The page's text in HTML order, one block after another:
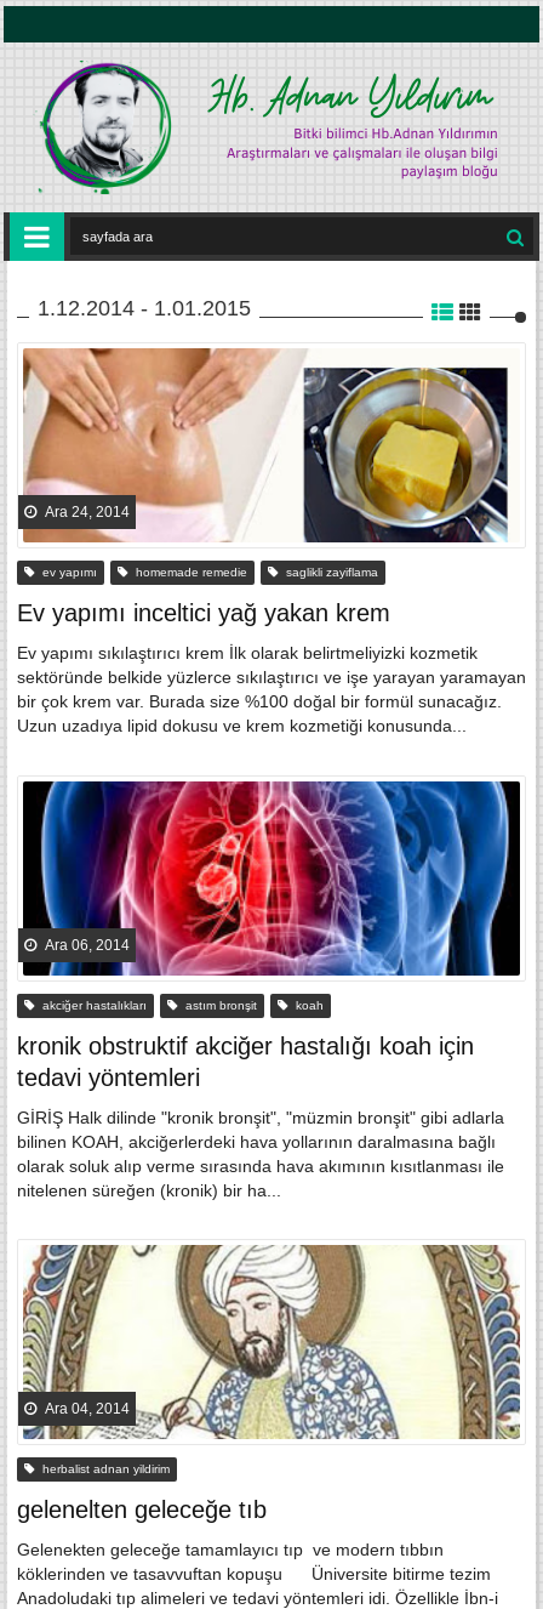
1.12.2014 - 1.01.2015
Ara 24, 2014
ev yapımı homemade remedie saglikli zayiflama
Ev yapımı inceltici yağ yakan krem
Ev yapımı sıkılaştırıcı krem İlk olarak belirtmeliyizki kozmetik
sektöründe belkide yüzlerce sıkılaştırıcı ve işe yarayan yaramayan
bir çok krem var. Burada size %100 doğal bir formül sunacağız.
Uzun uzadıya lipid dokusu ve krem kozmetiği konusunda...
Ara 06, 2014
akciğer hastalıkları astım bronşit koah
kronik obstruktif akciğer hastalığı koah için
tedavi yöntemleri
GİRİŞ Halk dilinde "kronik bronşit", "müzmin bronşit" gibi adlarla
bilinen KOAH, akciğerlerdeki hava yollarının daralmasına bağlı
olarak soluk alıp verme sırasında hava akımının kısıtlanması ile
nitelenen süreğen (kronik) bir ha...
Ara 04, 2014
herbalist adnan yildirim
gelenelten geleceğe tıb
Gelenekten geleceğe tamamlayıcı tıp ve modern tıbbın
köklerinden ve tasavvuftan kopuşu Üniversite bitirme tezim
Anadoludaki tıp alimeleri ve tedavi yöntemleri idi. Özellikle İbn-i